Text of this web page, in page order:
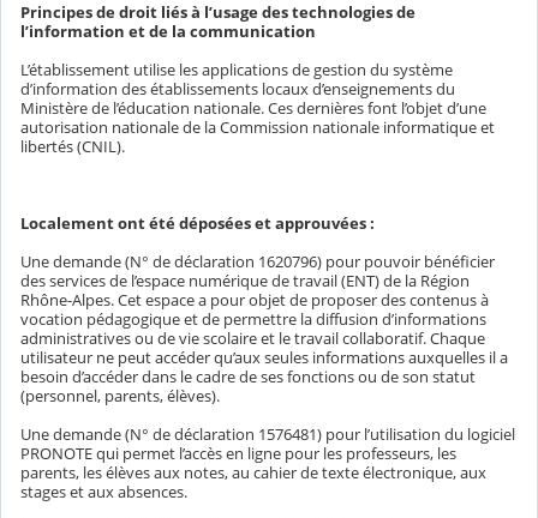
Principes de droit liés à l’usage des technologies de
l’information et de la communication
L’établissement utilise les applications de gestion du système
d’information des établissements locaux d’enseignements du
Ministère de l’éducation nationale. Ces dernières font l’objet d’une
autorisation nationale de la Commission nationale informatique et
libertés (CNIL).
Localement ont été déposées et approuvées :
Une demande (N° de déclaration 1620796) pour pouvoir bénéficier
des services de l’espace numérique de travail (ENT) de la Région
Rhône-Alpes. Cet espace a pour objet de proposer des contenus à
vocation pédagogique et de permettre la diffusion d’informations
administratives ou de vie scolaire et le travail collaboratif. Chaque
utilisateur ne peut accéder qu’aux seules informations auxquelles il a
besoin d’accéder dans le cadre de ses fonctions ou de son statut
(personnel, parents, élèves).
Une demande (N° de déclaration 1576481) pour l’utilisation du logiciel
PRONOTE qui permet l’accès en ligne pour les professeurs, les
parents, les élèves aux notes, au cahier de texte électronique, aux
stages et aux absences.